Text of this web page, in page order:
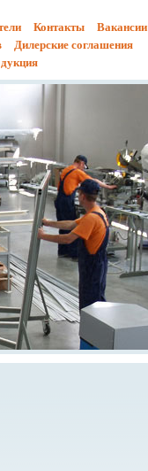
Контакты
Вакансии
Дилерские соглашения